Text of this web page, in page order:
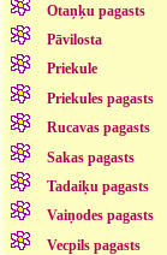
Otaņķu pagasts
Pāvilosta
Priekule
Priekules pagasts
Rucavas pagasts
Sakas pagasts
Tadaiķu pagasts
Vaiņodes pagasts
Vecpils pagasts